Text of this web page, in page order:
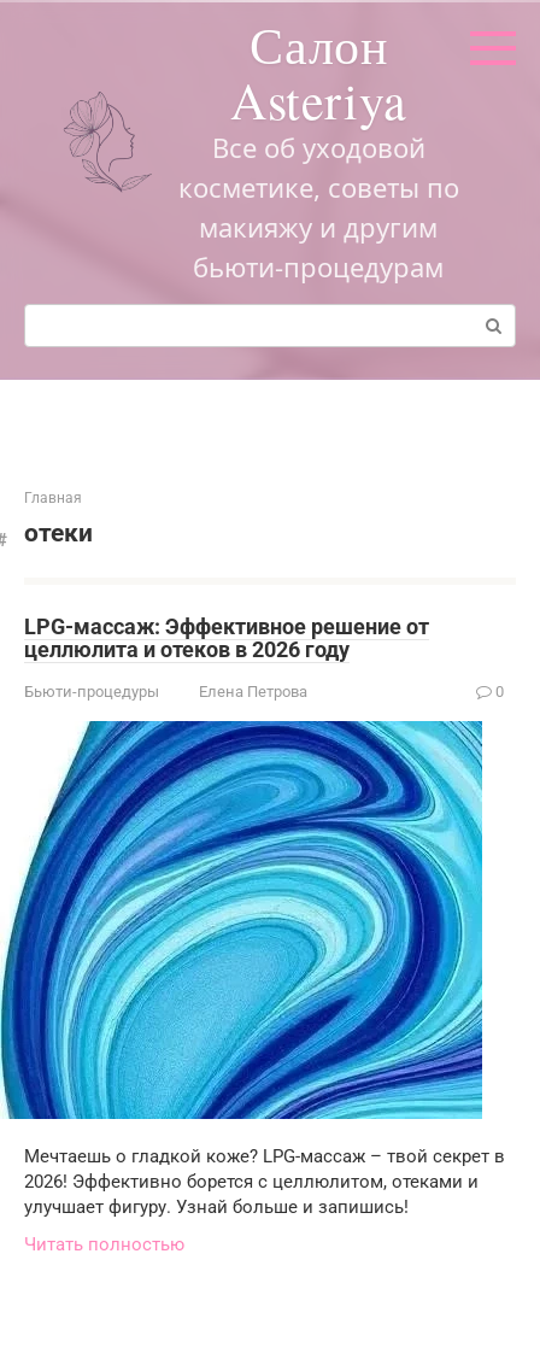
Салон
Asteriya
Все об уходовой
косметике, советы по
макияжу и другим
бьюти-процедурам
Поиск:
Главная
отеки
LPG-массаж: Эффективное решение от
целлюлита и отеков в 2026 году
Бьюти-процедуры Елена Петрова 0
Мечтаешь о гладкой коже? LPG-массаж – твой секрет в
2026! Эффективно борется с целлюлитом, отеками и
улучшает фигуру. Узнай больше и запишись!
Читать полностью